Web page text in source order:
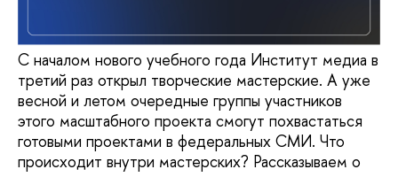
С началом нового учебного года Институт медиа в
третий раз открыл творческие мастерские. А уже
весной и летом очередные группы участников
этого масштабного проекта смогут похвастаться
готовыми проектами в федеральных СМИ. Что
происходит внутри мастерских? Рассказываем о